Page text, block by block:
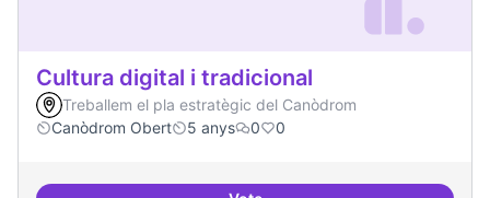
Cultura digital i tradicional
Treballem el pla estratègic del Canòdrom
Canòdrom Obert
5 anys 0 0